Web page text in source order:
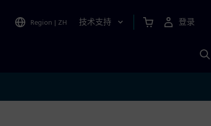
Region | ZH 技术支持 登录